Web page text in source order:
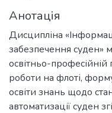
Анотація
Дисципліна
забезпечення суден»
освітньо-професійній
роботи на флоті,
освіти знань щодо
автоматизації суден